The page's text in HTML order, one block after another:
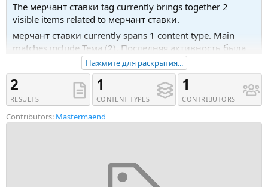
The мерчант ставки tag currently brings together 2
visible items related to мерчант ставки.
мерчант ставки currently spans 1 content type. Main
matches include Тема (2). Последняя активность была
13.06.21 в 01:34.
Recent tagged content includes Тема 'Организуем прием
средств для ваших проектов.'.
Нажмите для раскрытия...
2
RESULTS
1
CONTENT TYPES
1
CONTRIBUTORS
Contributors: Mastermaend